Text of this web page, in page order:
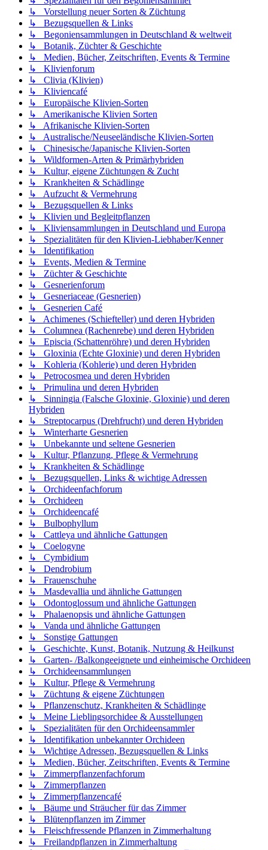
↳ Vorstellung neuer Sorten & Züchtung
↳ Bezugsquellen & Links
↳ Begoniensammlungen in Deutschland & weltweit
↳ Botanik, Züchter & Geschichte
↳ Medien, Bücher, Zeitschriften, Events & Termine
↳ Klivienforum
↳ Clivia (Klivien)
↳ Kliviencafé
↳ Europäische Klivien-Sorten
↳ Amerikanische Klivien Sorten
↳ Afrikanische Klivien-Sorten
↳ Australische/Neuseeländische Klivien-Sorten
↳ Chinesische/Japanische Klivien-Sorten
↳ Wildformen-Arten & Primärhybriden
↳ Kultur, eigene Züchtungen & Zucht
↳ Krankheiten & Schädlinge
↳ Aufzucht & Vermehrung
↳ Bezugsquellen & Links
↳ Klivien und Begleitpflanzen
↳ Kliviensammlungen in Deutschland und Europa
↳ Spezialitäten für den Klivien-Liebhaber/Kenner
↳ Identifikation
↳ Events, Medien & Termine
↳ Züchter & Geschichte
↳ Gesnerienforum
↳ Gesneriaceae (Gesnerien)
↳ Gesnerien Café
↳ Achimenes (Schiefteller) und deren Hybriden
↳ Columnea (Rachenrebe) und deren Hybriden
↳ Episcia (Schattenröhre) und deren Hybriden
↳ Gloxinia (Echte Gloxinie) und deren Hybriden
↳ Kohleria (Kohlerie) und deren Hybriden
↳ Petrocosmea und deren Hybriden
↳ Primulina und deren Hybriden
↳ Sinningia (Falsche Gloxinie, Gloxinie) und deren
Hybriden
↳ Streptocarpus (Drehfrucht) und deren Hybriden
↳ Winterharte Gesnerien
↳ Unbekannte und seltene Gesnerien
↳ Kultur, Pflanzung, Pflege & Vermehrung
↳ Krankheiten & Schädlinge
↳ Bezugsquellen, Links & wichtige Adressen
↳ Orchideenfachforum
↳ Orchideen
↳ Orchideencafé
↳ Bulbophyllum
↳ Cattleya und ähnliche Gattungen
↳ Coelogyne
↳ Cymbidium
↳ Dendrobium
↳ Frauenschuhe
↳ Masdevallia und ähnliche Gattungen
↳ Odontoglossum und ähnliche Gattungen
↳ Phalaenopsis und ähnliche Gattungen
↳ Vanda und ähnliche Gattungen
↳ Sonstige Gattungen
↳ Geschichte, Kunst, Botanik, Nutzung & Heilkunst
↳ Garten- /Balkongeeignete und einheimische Orchideen
↳ Orchideensammlungen
↳ Kultur, Pflege & Vermehrung
↳ Züchtung & eigene Züchtungen
↳ Pflanzenschutz, Krankheiten & Schädlinge
↳ Meine Lieblingsorchidee & Ausstellungen
↳ Spezialitäten für den Orchideensammler
↳ Identifikation unbekannter Orchideen
↳ Wichtige Adressen, Bezugsquellen & Links
↳ Medien, Bücher, Zeitschriften, Events & Termine
↳ Zimmerpflanzenfachforum
↳ Zimmerpflanzen
↳ Zimmerpflanzencafé
↳ Bäume und Sträucher für das Zimmer
↳ Blütenpflanzen im Zimmer
↳ Fleischfressende Pflanzen in Zimmerhaltung
↳ Freilandpflanzen in Zimmerhaltung